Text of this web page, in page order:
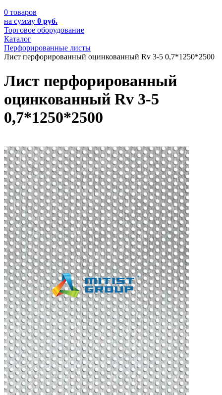
0 товаров
на сумму 0 руб.
Торговое оборудование
Каталог
Перфорированные листы
Лист перфорированный оцинкованный Rv 3-5 0,7*1250*2500
Лист перфорированный
оцинкованный Rv 3-5
0,7*1250*2500